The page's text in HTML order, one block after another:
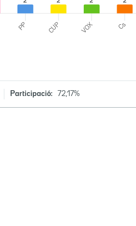
Participació: 72,17%